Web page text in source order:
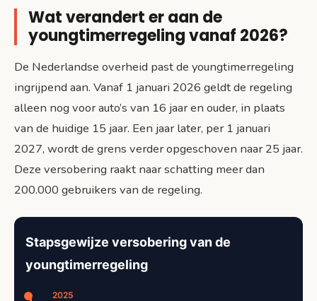
Wat verandert er aan de
youngtimerregeling vanaf 2026?
De Nederlandse overheid past de youngtimerregeling
ingrijpend aan. Vanaf 1 januari 2026 geldt de regeling
alleen nog voor auto’s van 16 jaar en ouder, in plaats
van de huidige 15 jaar. Een jaar later, per 1 januari
2027, wordt de grens verder opgeschoven naar 25 jaar.
Deze versobering raakt naar schatting meer dan
200.000 gebruikers van de regeling.
Stapsgewijze versobering van de
youngtimerregeling
2025